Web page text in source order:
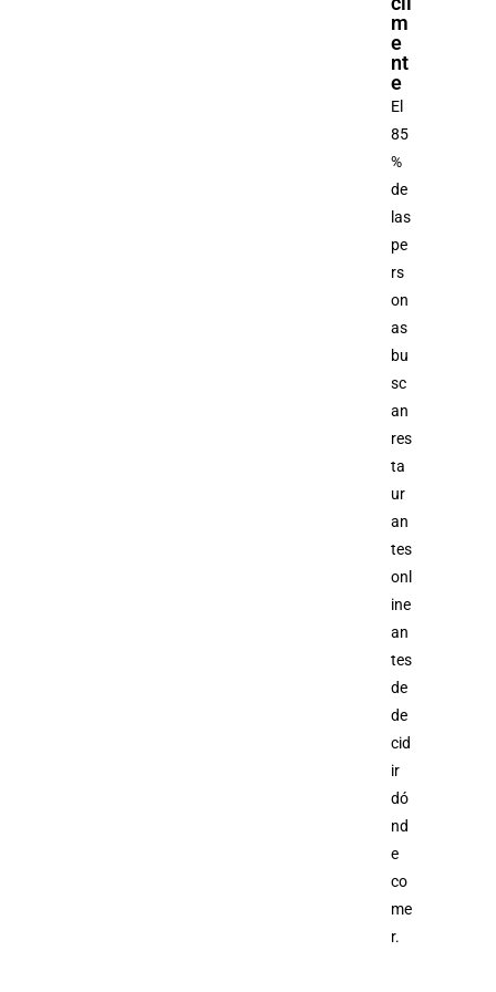
m
e
nt
e
El
85
%
de
las
pe
rs
on
as
bu
sc
an
res
ta
ur
an
tes
onl
ine
an
tes
de
de
cid
ir
dó
nd
e
co
me
r.